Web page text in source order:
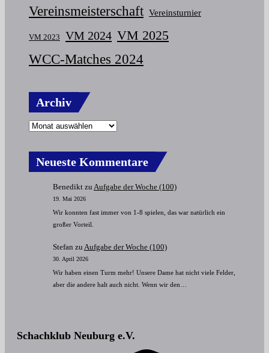
Vereinsmeisterschaft Vereinsturnier
VM 2023 VM 2024 VM 2025
WCC-Matches 2024
Archiv
Neueste Kommentare
Benedikt zu Aufgabe der Woche (100)
19. Mai 2026
Wir konnten fast immer von 1-8 spielen, das war natürlich ein
großer Vorteil.
Stefan zu Aufgabe der Woche (100)
30. April 2026
Wir haben einen Turm mehr! Unsere Dame hat nicht viele Felder,
aber die andere halt auch nicht. Wenn wir den…
Schachklub Neuburg e.V.